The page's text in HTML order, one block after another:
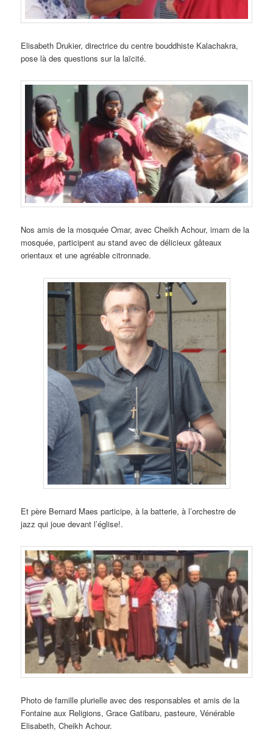
Elisabeth Drukier, directrice du centre bouddhiste Kalachakra,
pose là des questions sur la laïcité.
Nos amis de la mosquée Omar, avec Cheikh Achour, imam de la
mosquée, participent au stand avec de délicieux gâteaux
orientaux et une agréable citronnade.
Et père Bernard Maes participe, à la batterie, à l’orchestre de
jazz qui joue devant l’église!.
Photo de famille plurielle avec des responsables et amis de la
Fontaine aux Religions, Grace Gatibaru, pasteure, Vénérable
Elisabeth, Cheikh Achour.